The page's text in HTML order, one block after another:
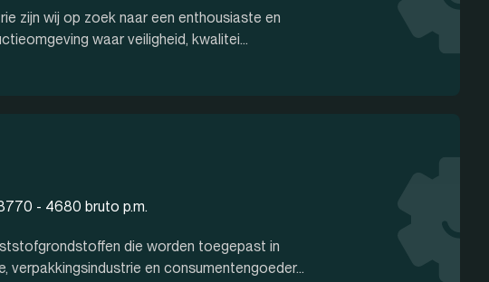
zijn wij op zoek naar een enthousiaste en
waar veiligheid, kwalitei...
- 4680 bruto p.m.
die worden toegepast in
en consumentengoeder...